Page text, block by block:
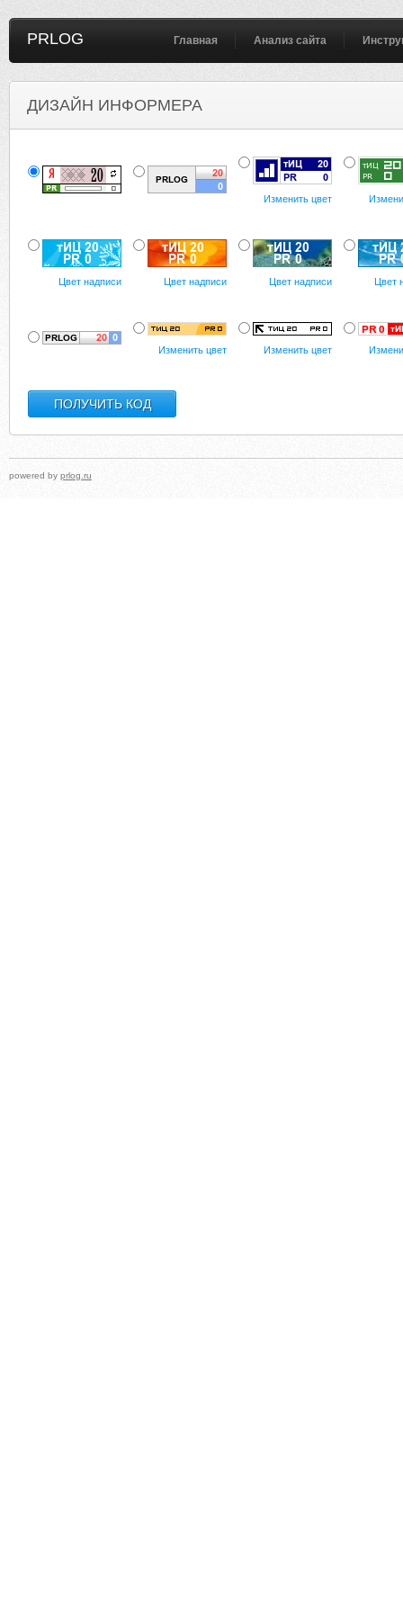
PRLOG Главная Анализ сайта
ДИЗАЙН ИНФОРМЕРА
Изменить цвет
Цвет надписи Цвет надписи Цвет надписи Цвет
Изменить цвет Изменить цвет
powered by prlog.ru